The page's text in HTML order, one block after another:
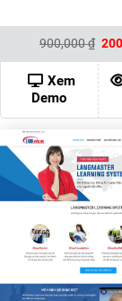
900,000₫ Giá
là:
Xem
Demo